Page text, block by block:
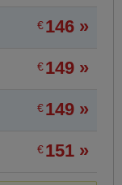
€146 »
€149 »
€149 »
€151 »